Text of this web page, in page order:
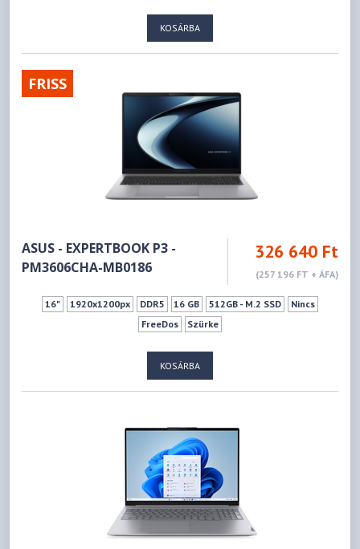
KOSÁRBA
FRISS
ASUS - EXPERTBOOK P3 -
PM3606CHA-MB0186
326 640 Ft
(257 196 FT + ÁFA)
16" 1920x1200px DDR5 16 GB 512GB - M.2 SSD
Nincs
FreeDos
Szürke
KOSÁRBA